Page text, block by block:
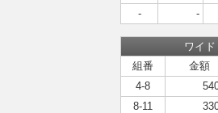
-
-
ワイド
組番
金額
4-8
8-11